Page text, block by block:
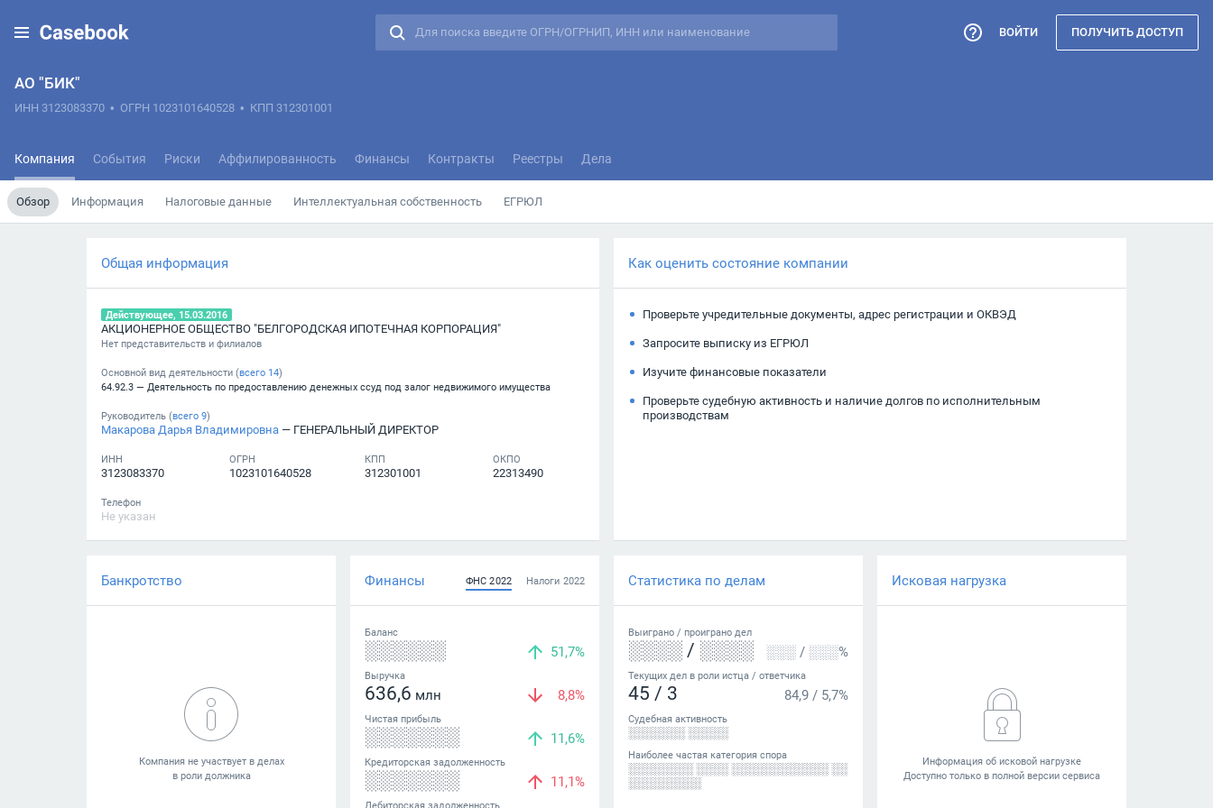
АО "БИК"
ИНН 3123083370 • ОГРН 1023101640528 • КПП 312301001
Компания События Риски Аффилированность Финансы Контракты Реестры Дела
Обзор Информация Налоговые данные Интеллектуальная собственность ЕГРЮЛ
ВОЙТИ ПОЛУЧИТЬ ДОСТУП
Общая информация
Действующее, 15.03.2016
АКЦИОНЕРНОЕ ОБЩЕСТВО "БЕЛГОРОДСКАЯ ИПОТЕЧНАЯ КОРПОРАЦИЯ"
Нет представительств и филиалов
Основной вид деятельности (всего 14)
64.92.3 — Деятельность по предоставлению денежных ссуд под залог недвижимого имущества
Руководитель (всего 9)
Макарова Дарья Владимировна — ГЕНЕРАЛЬНЫЙ ДИРЕКТОР
ИНН
3123083370
ОГРН
1023101640528
КПП
312301001
ОКПО
22313490
Телефон
Не указан
Как оценить состояние компании
Проверьте учредительные документы, адрес регистрации и ОКВЭД
Запросите выписку из ЕГРЮЛ
Изучите финансовые показатели
Проверьте судебную активность и наличие долгов по исполнительным
производствам
Банкротство Финансы ФНС 2022 Налоги 2022
Баланс
░░░░░░ 51,7%
Выручка
636,6 млн 8,8%
Чистая прибыль
░░░░░░░ 11,6%
Кредиторская задолженность
░░░░░░░ 11,1%
Дебиторская задолженность
Статистика по делам
Выиграно / проиграно дел
░░░░ / ░░░░ ░░░ / ░░░%
Текущих дел в роли истца / ответчика
45 / 3 84,9 / 5,7%
Судебная активность
░░░░░░░ ░░░░░
Наиболее частая категория спора
░░░░░░░░ ░░░░ ░░░░░░░░░░░░ ░░
░░░░░░░░░
Исковая нагрузка